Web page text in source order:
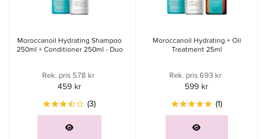
Moroccanoil Hydrating Shampoo
250ml + Conditioner 250ml - Duo
Rek. pris 578 kr
459 kr
(3)
Moroccanoil Hydrating + Oil
Treatment 25ml
Rek. pris 693 kr
599 kr
(1)